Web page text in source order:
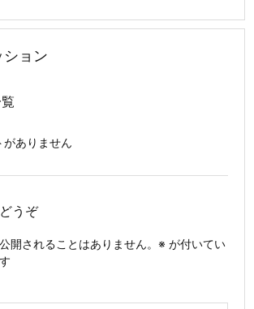
ション
がありません
うぞ
開されることはありません。 ※ が付いてい